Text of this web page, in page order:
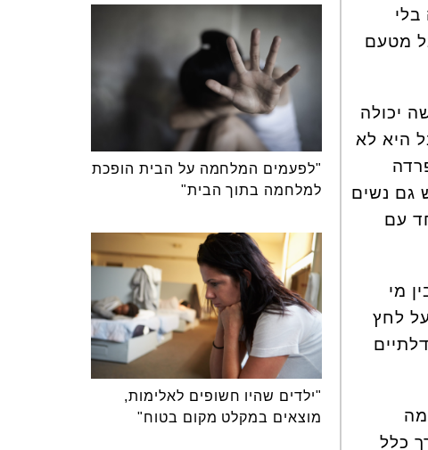
בלי
מטעם
יכולה
היא לא
גם נשים
של 100 רבנים ויחד עם
מי
לחץ
כלל
"לפעמים המלחמה על הבית הופכת
למלחמה בתוך הבית"
"ילדים שהיו חשופים לאלימות,
מוצאים במקלט מקום בטוח"